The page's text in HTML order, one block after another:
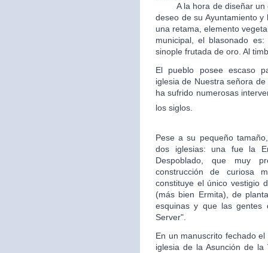
A la hora de diseñar un
deseo de su Ayuntamiento
una retama, elemento
municipal, el blasonado
sinople frutada de oro. Al
El pueblo posee escaso
iglesia de Nuestra señora
ha sufrido numerosas
los siglos.
Pese a su pequeño
dos iglesias: una fue la
Despoblado, que muy
construcción de curiosa
constituye el único vestigio
(más bien Ermita), de
esquinas y que las gentes
Server".
En un manuscrito fechado
iglesia de la Asunción de